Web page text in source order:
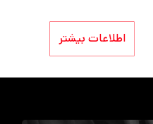
اطلاعات بیشتر